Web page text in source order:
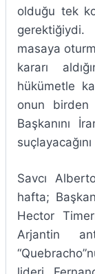
olduğu tek
masaya
kararı
hükümetle
onun birden
Başkanını
Savcı
hafta;
Hector
Arjantin